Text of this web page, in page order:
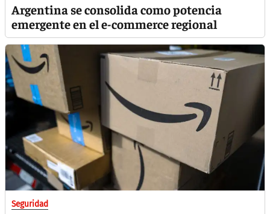
Argentina se consolida como potencia
emergente en el e-commerce regional
Seguridad